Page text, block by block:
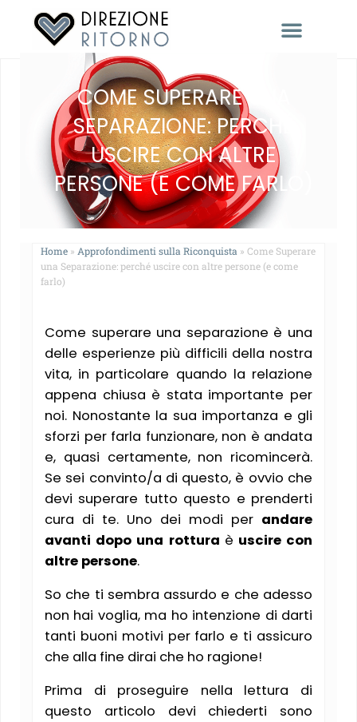
COME SUPERARE UNA
SEPARAZIONE: PERCHÉ
USCIRE CON ALTRE
PERSONE (E COME FARLO)
Home » Approfondimenti sulla Riconquista » Come Superare
una Separazione: perché uscire con altre persone (e come
farlo)
Come superare una separazione è una
delle esperienze più difficili della nostra
vita, in particolare quando la relazione
appena chiusa è stata importante per
noi. Nonostante la sua importanza e gli
sforzi per farla funzionare, non è andata
e, quasi certamente, non ricomincerà.
Se sei convinto/a di questo, è ovvio che
devi superare tutto questo e prenderti
cura di te. Uno dei modi per andare
avanti dopo una rottura è uscire con
altre persone.
So che ti sembra assurdo e che adesso
non hai voglia, ma ho intenzione di darti
tanti buoni motivi per farlo e ti assicuro
che alla fine dirai che ho ragione!
Prima di proseguire nella lettura di
questo articolo devi chiederti sono